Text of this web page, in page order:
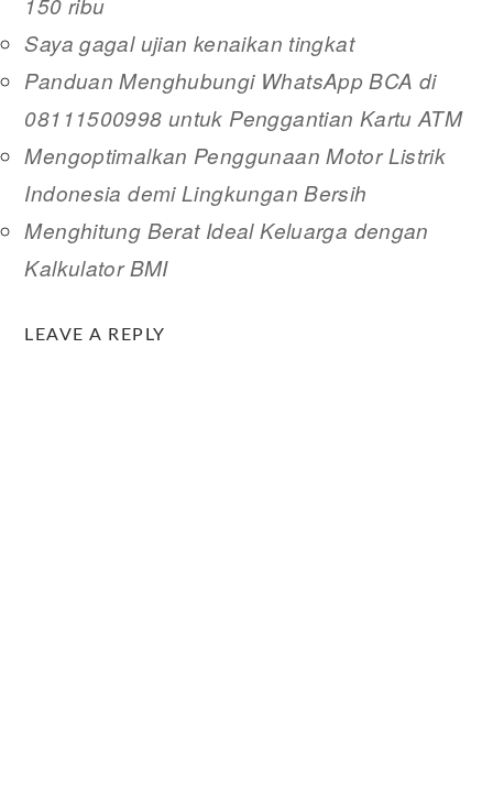
150 ribu
Saya gagal ujian kenaikan tingkat
Panduan Menghubungi WhatsApp BCA di
08111500998 untuk Penggantian Kartu ATM
Mengoptimalkan Penggunaan Motor Listrik
Indonesia demi Lingkungan Bersih
Menghitung Berat Ideal Keluarga dengan
Kalkulator BMI
LEAVE A REPLY